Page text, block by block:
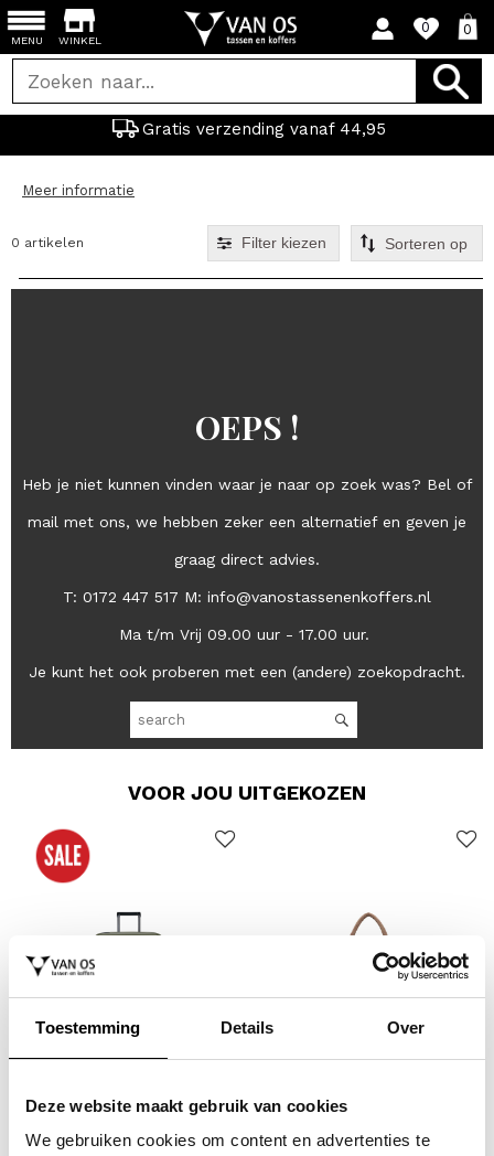
Toestemming Details Over
Deze website maakt gebruik van cookies
We gebruiken cookies om content en advertenties te
WINKEL
0 0
Gratis verzending vanaf 44,95
MENU
Meer informatie
0 artikelen Filter kiezen
OEPS !
Heb je niet kunnen vinden waar je naar op zoek was? Bel of
mail met ons, we hebben zeker een alternatief en geven je
graag direct advies.
T: 0172 447 517 M: info@vanostassenenkoffers.nl
Ma t/m Vrij 09.00 uur - 17.00 uur.
Je kunt het ook proberen met een (andere) zoekopdracht.
VOOR JOU UITGEKOZEN
koffer / trolley /
reiskoffer 75 cm (large)
grote schoudertas /
handtas dames birina